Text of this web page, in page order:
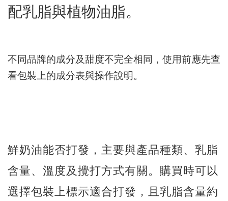
配乳脂與植物油脂。
不同品牌的成分及甜度不完全相同，使用前應先查
看包裝上的成分表與操作說明。
鮮奶油能否打發，主要與產品種類、乳脂
含量、溫度及攪打方式有關。購買時可以
選擇包裝上標示適合打發，且乳脂含量約